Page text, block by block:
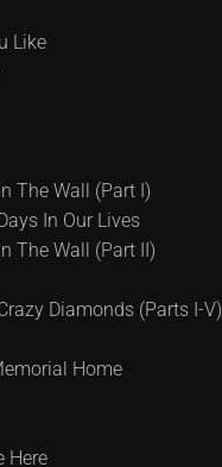
Like
The Wall (Part I)
In Our Lives
The Wall (Part II)
Diamonds (Parts I-V)
Home
Here